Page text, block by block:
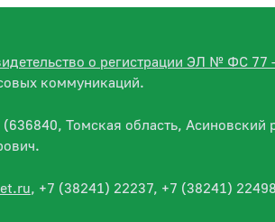
о регистрации ЭЛ № ФС 77
коммуникаций.
Томская область, Асиновский
, +7 (38241) 22237, +7 (38241)